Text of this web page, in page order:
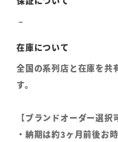
全国の系列店と在庫を共
す。
【ブランドオーダー選択
・納期は約3ヶ月前後お